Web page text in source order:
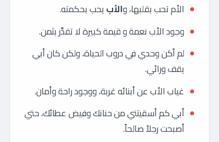
الأم تحب بقلبها، والأبيحب بحكمته.
وجود الأب نعمة و قيمة كبيرة لا تقدَّر بثمن.
لم أكن وحدي في دروب الحياة، ولكن كان أبي
يقف ورائي.
غياب الأب عن أبنائه غربة، ووجود راحة وأمان.
أبي كم أسقيتني من حنانك وفيض عطائك، حتي
أصبحت رجلاً صالحاً.